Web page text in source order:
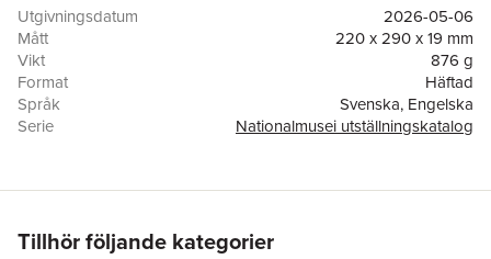
även till mjuka maktmedel i strävan att stärka nationella
vänskapsband, samarbeten och handel. Boken är på svenska
med en engelsk översättning i slutet av boken.
Utgivningsdatum
2026-05-06
Mått
220 x 290 x 19 mm
Vikt
876 g
Format
Häftad
Språk
Svenska, Engelska
Serie
Nationalmusei utställningskatalog
ISBN
9789171009500
Tillhör följande kategorier